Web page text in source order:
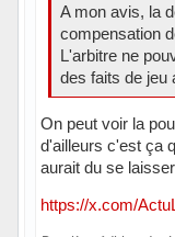
A mon avis, la
compensation
L'arbitre ne
des faits de jeu
On peut voir la
d'ailleurs c'est ça
aurait du se
https://x.com/